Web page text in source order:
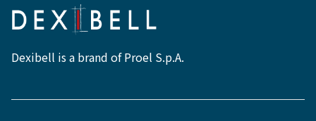
Dexibell is a brand of Proel S.p.A.